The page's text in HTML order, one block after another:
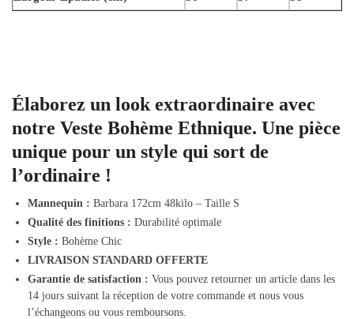
Élaborez un look extraordinaire avec
notre Veste Bohème Ethnique. Une pièce
unique pour un style qui sort de
l’ordinaire !
Mannequin : Barbara 172cm 48kilo – Taille S
Qualité des finitions : Durabilité optimale
Style : Bohème Chic
LIVRAISON STANDARD OFFERTE
Garantie de satisfaction : Vous pouvez retourner un article dans les
14 jours suivant la réception de votre commande et nous vous
l’échangeons ou vous remboursons.